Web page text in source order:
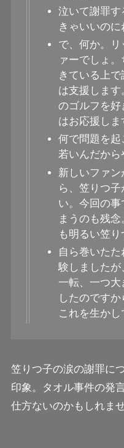
泣いて謝罪す
きゃいいのに
で、何か。
ァーでしょ
きている上
は支援しま
のゴルフを
はお応援しま
何で問題を起
若いんだから
新しいファ
ら、 笠りつ子
い。今回の事
まうのも残
も明るい笠り
自ら巻いた
験しましたが
一転、一つ大
したのですか
これを生かし
笠りつ子の涙の謝罪に
印象。タオル事件の発
仕方ないのかもしれませ